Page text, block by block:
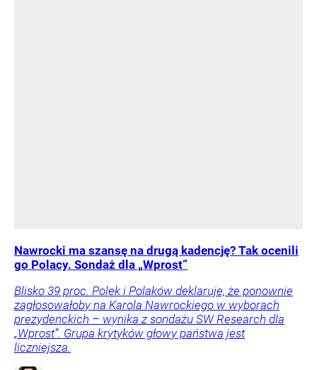
Nawrocki ma szansę na drugą kadencję? Tak ocenili
go Polacy. Sondaż dla „Wprost”
Blisko 39 proc. Polek i Polaków deklaruje, że ponownie
zagłosowałoby na Karola Nawrockiego w wyborach
prezydenckich – wynika z sondażu SW Research dla
„Wprost”. Grupa krytyków głowy państwa jest
liczniejsza.